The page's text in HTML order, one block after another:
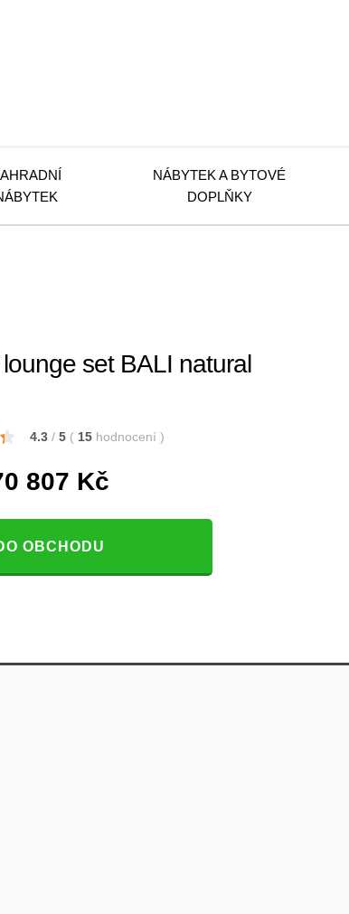
NÁBYTEK A BYTOVÉ
DOPLŇKY
set BALI natural
4.3 / 5 ( 15 hodnocení )
807 Kč
OBCHODU